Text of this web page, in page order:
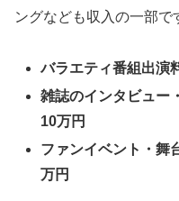
ングなども収入の一部で
バラエティ番組出演
雑誌のインタビュー
10万円
ファンイベント・舞
万円